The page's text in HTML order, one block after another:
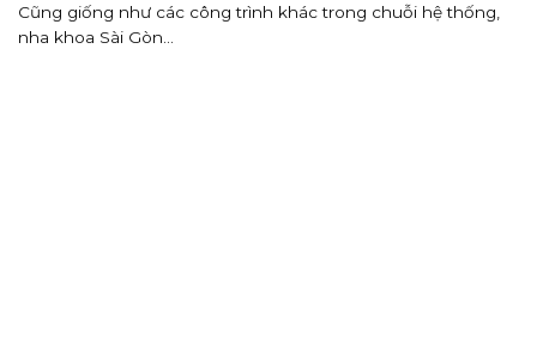
Cũng giống như các công trình khác trong chuỗi hệ thống,
nha khoa Sài Gòn...